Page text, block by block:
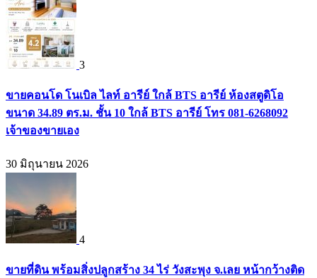
3
ขายคอนโด โนเบิล ไลท์ อารีย์ ใกล้ BTS อารีย์ ห้องสตูดิโอ
ขนาด 34.89 ตร.ม. ชั้น 10 ใกล้ BTS อารีย์ โทร 081-6268092
เจ้าของขายเอง
30 มิถุนายน 2026
4
ขายที่ดิน พร้อมสิ่งปลูกสร้าง 34 ไร่ วังสะพุง จ.เลย หน้ากว้างติด